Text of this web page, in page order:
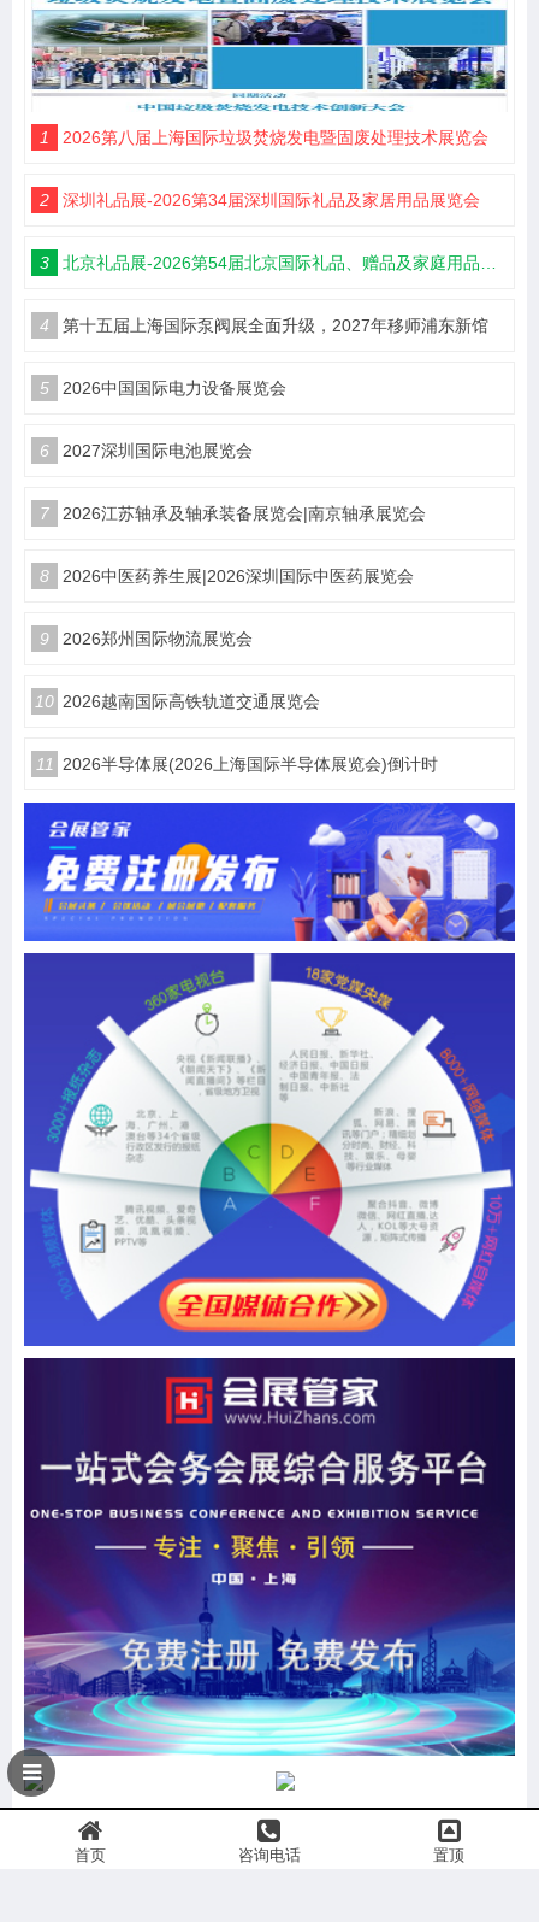
1 2026第八届上海国际垃圾焚烧发电暨固废处理技术展览会
2 深圳礼品展-2026第34届深圳国际礼品及家居用品展览会
3 北京礼品展-2026第54届北京国际礼品、赠品及家庭用品展览会
4 第十五届上海国际泵阀展全面升级，2027年移师浦东新馆
5 2026中国国际电力设备展览会
6 2027深圳国际电池展览会
7 2026江苏轴承及轴承装备展览会|南京轴承展览会
8 2026中医药养生展|2026深圳国际中医药展览会
9 2026郑州国际物流展览会
10 2026越南国际高铁轨道交通展览会
11 2026半导体展(2026上海国际半导体展览会)倒计时
首页 咨询电话 置顶